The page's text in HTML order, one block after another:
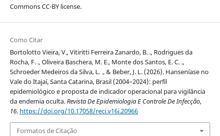
Commons CC-BY license.
Como Citar
Bortolotto Vieira, V., Vitiritti Ferreira Zanardo, B. ., Rodrigues da
Rocha, F. ., Oliveira Baschera, M. E., Monte dos Santos, E. C. .,
Schroeder Medeiros da Silva, L. ., & Beber, J. L. (2026). Hanseníase no
Vale do Itajaí, Santa Catarina, Brasil (2004–2024): perfil
epidemiológico e proposta de indicador operacional para vigilância
da endemia oculta.Revista De Epidemiologia E Controle De Infecção,
16. https://doi.org/10.17058/reci.v16i.20966
Formatos de Citação